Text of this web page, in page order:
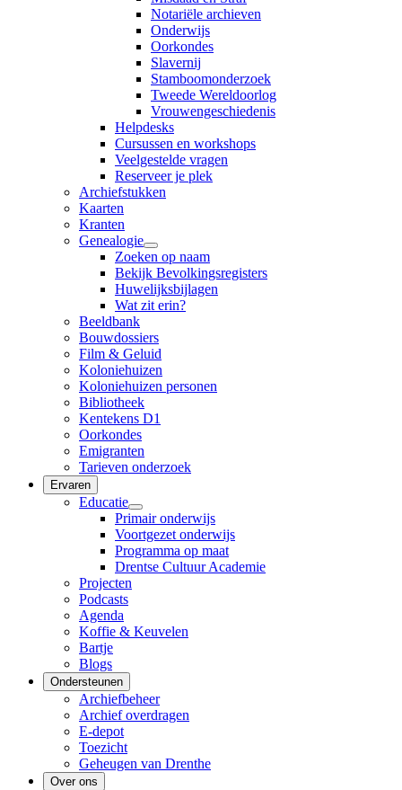
Notariële archieven
Onderwijs
Oorkondes
Slavernij
Stamboomonderzoek
Tweede Wereldoorlog
Vrouwengeschiedenis
Helpdesks
Cursussen en workshops
Veelgestelde vragen
Reserveer je plek
Archiefstukken
Kaarten
Kranten
Genealogie
Zoeken op naam
Bekijk Bevolkingsregisters
Huwelijksbijlagen
Wat zit erin?
Beeldbank
Bouwdossiers
Film & Geluid
Koloniehuizen
Koloniehuizen personen
Bibliotheek
Kentekens D1
Oorkondes
Emigranten
Tarieven onderzoek
Ervaren
Educatie
Primair onderwijs
Voortgezet onderwijs
Programma op maat
Drentse Cultuur Academie
Projecten
Podcasts
Agenda
Koffie & Keuvelen
Bartje
Blogs
Ondersteunen
Archiefbeheer
Archief overdragen
E-depot
Toezicht
Geheugen van Drenthe
Over ons